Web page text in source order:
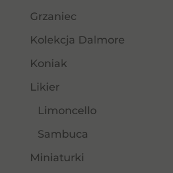
Grzaniec
Kolekcja Dalmore
Koniak
Likier
Limoncello
Sambuca
Miniaturki